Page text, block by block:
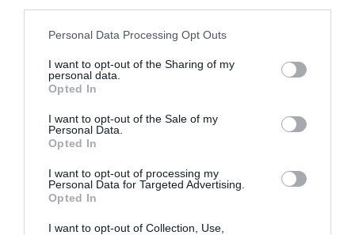
Please note that this website/app uses one or more Google
not limited to your visit or usage behaviour. You may click to
grant or deny consent to Google and its third-party tags to
use your data for below specified purposes in below Google
consent section.
Personal Data Processing Opt Outs
I want to opt-out of the Sharing of my
personal data.
Opted In
I want to opt-out of the Sale of my
Personal Data.
Opted In
I want to opt-out of processing my
Personal Data for Targeted Advertising.
Opted In
I want to opt-out of Collection, Use,
može dovesti do nakupljanja viška kilograma.
Mišićna masa Mišići su gušći od masti, što znači da osoba s
većim postotkom mišićne mase može imati veću tjelesnu
treninzi snage, pomažu u očuvanju mišićne mase i ubrzavanju
metabolizma.
idealne težine. Uravnotežena prehrana koja uključuje proteine,
zdrave masti, vlakna i kompleksne ugljikohidrate pomaže u
održavanju tjelesne težine i smanjenju rizika od prekomjerne